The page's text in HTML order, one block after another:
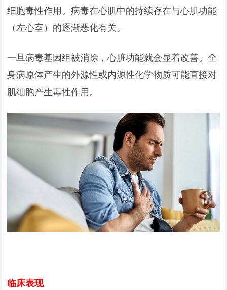
细胞毒性作用。病毒在心肌中的持续存在与心肌功能
（左心室）的逐渐恶化有关。
一旦病毒基因组被消除，心脏功能就会显着改善。全
身病原体产生的外源性或内源性化学物质可能直接对
肌细胞产生毒性作用。
临床表现